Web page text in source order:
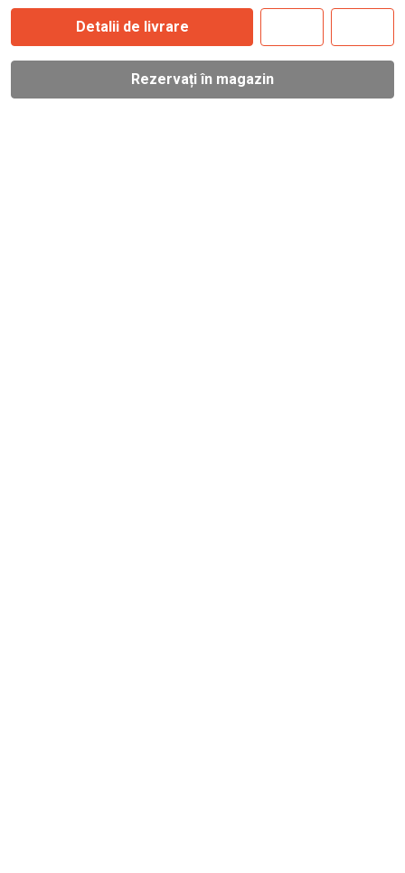
Detalii de livrare
Rezervați în magazin